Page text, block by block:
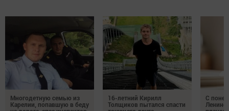
Многодетную семью из
Карелии, попавшую в беду
16-летний Кирилл
Толщиков пытался спасти
С